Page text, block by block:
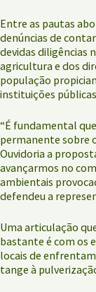
Entre as pautas
denúncias de
devidas diligências
agricultura e dos
população
instituições
“É fundamental
permanente sobre
Ouvidoria a
avançarmos no
ambientais
defendeu a
Uma articulação
bastante é com os
locais de
tange à